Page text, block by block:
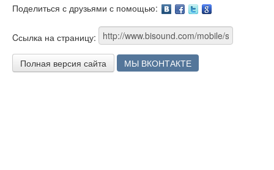
Поделиться с друзьями с помощью:
Cсылка на страницу:
Полная версия сайта МЫ ВКОНТАКТЕ